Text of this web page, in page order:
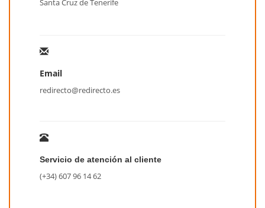
Santa Cruz de Tenerife
Email
redirecto@redirecto.es
Servicio de atención al cliente
(+34) 607 96 14 62